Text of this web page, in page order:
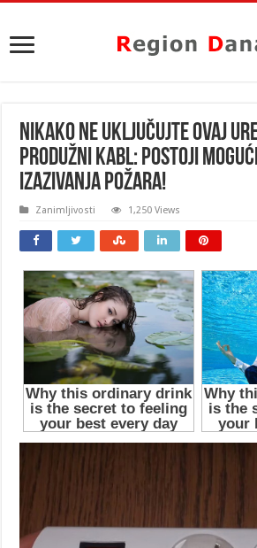
NIKAKO NE UKLJUČUJTE OVAJ
PRODUŽNI KABL: Postoji
izazivanja POŽARA!
Zanimljivosti 1,250 Views